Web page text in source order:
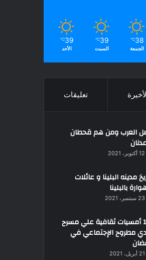
38
℃
الجمعة
39
℃
السبت
39
℃
الأحد
تعليقات
العرب ومن هم قحطان
12 أكتوبر، 2021
مدينه البلينا و عائلات
بالبلينا
23 سبتمبر، 2021
10 أمسيات ثقافية علي مسرح
مطروح الإجتماعي في
21 أبريل، 2021